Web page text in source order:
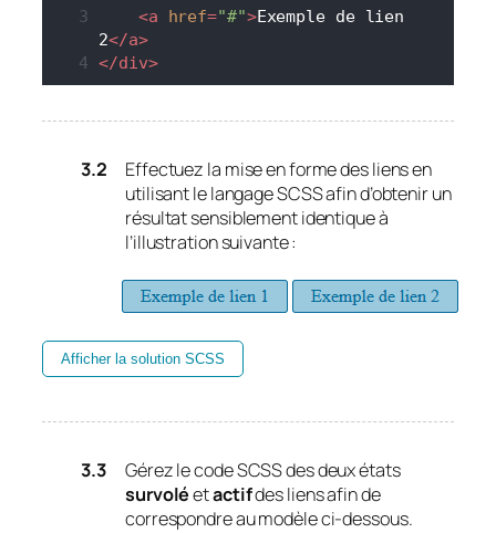
<a href="#">Exemple de lien
2</a>
</div>
Effectuez la mise en forme des liens en
utilisant le langage SCSS afin d’obtenir un
résultat sensiblement identique à
l’illustration suivante :
Afficher la solution SCSS
Gérez le code SCSS des deux états
survoléetactifdes liens afin de
correspondre au modèle ci-dessous.